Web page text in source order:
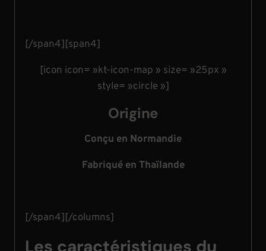
[/span4][span4]
[icon icon= »kt-icon-map » size= »25px »
style= »circle »]
Origine
Conçu en Normandie
Fabriqué en Thaïlande
[/span4][/columns]